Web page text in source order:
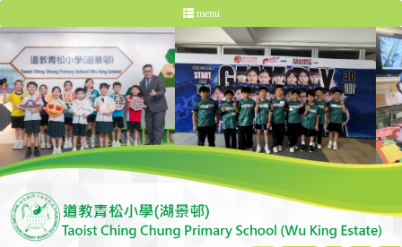
menu